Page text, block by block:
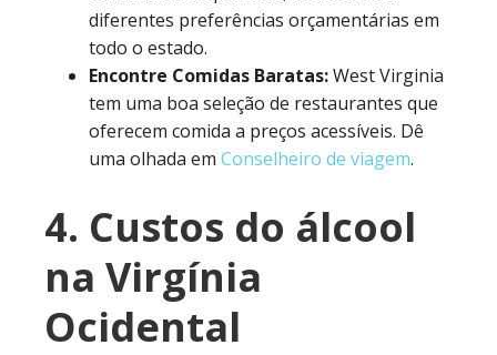
diferentes preferências orçamentárias em
todo o estado.
Encontre Comidas Baratas:West Virginia
tem uma boa seleção de restaurantes que
oferecem comida a preços acessíveis. Dê
uma olhada em Conselheiro de viagem.
4. Custos do álcool
na Virgínia
Ocidental